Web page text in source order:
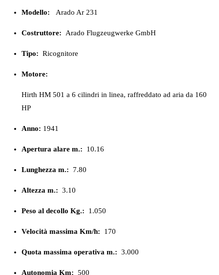
Modello: Arado Ar 231
Costruttore: Arado Flugzeugwerke GmbH
Tipo: Ricognitore
Motore:
Hirth HM 501 a 6 cilindri in linea, raffreddato ad aria da 160
HP
Anno: 1941
Apertura alare m.: 10.16
Lunghezza m.: 7.80
Altezza m.: 3.10
Peso al decollo Kg.: 1.050
Velocità massima Km/h: 170
Quota massima operativa m.: 3.000
Autonomia Km: 500